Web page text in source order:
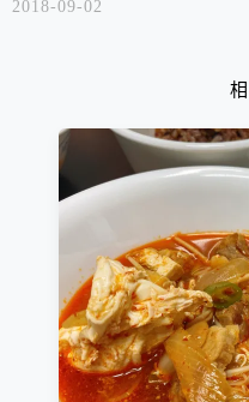
治！
2018-09-02